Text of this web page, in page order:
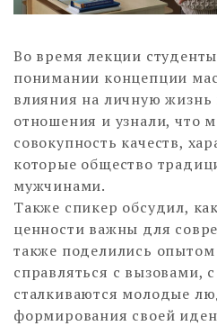
Во время лекции
понимании концепции
влияния на личную
отношения и узнали, что
совокупность качеств,
которые общество
мужчинами.
Также спикер обсудил,
ценности важны для
также поделились
справляться с вызовами,
сталкиваются молодые
формирования своей